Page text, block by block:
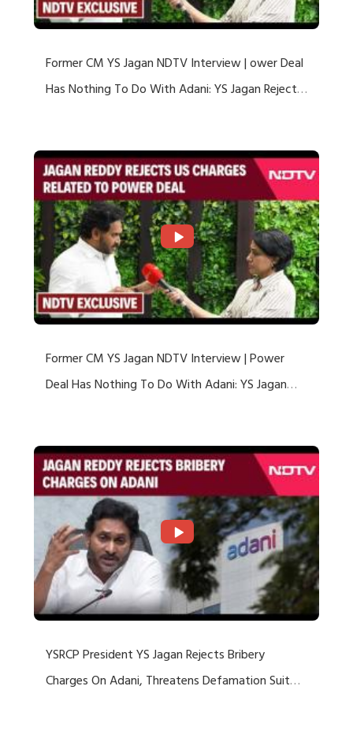
Former CM YS Jagan NDTV Interview | ower Deal
Has Nothing To Do With Adani: YS Jagan Rejects
Former CM YS Jagan NDTV Interview | Power
Deal Has Nothing To Do With Adani: YS Jagan
YSRCP President YS Jagan Rejects Bribery
Charges On Adani, Threatens Defamation Suit